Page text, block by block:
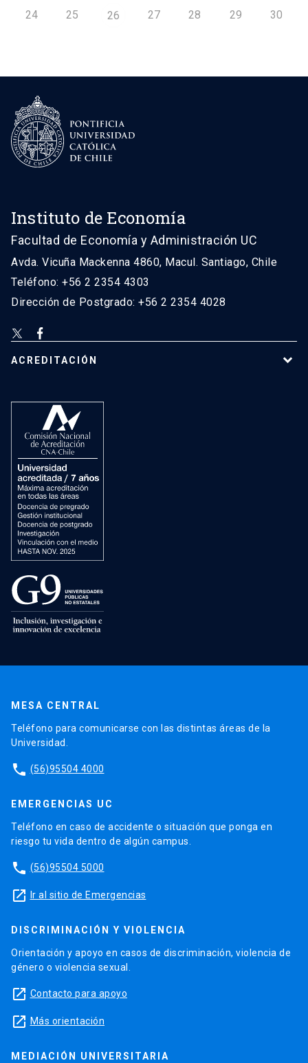
24 25 26 27 28 29 30
Instituto de Economía
Facultad de Economía y Administración UC
Avda. Vicuña Mackenna 4860, Macul. Santiago, Chile
Teléfono: +56 2 2354 4303
Dirección de Postgrado: +56 2 2354 4028
ACREDITACIÓN
MESA CENTRAL
Teléfono para comunicarse con las distintas áreas de la
Universidad.
phone (56)95504 4000
EMERGENCIAS UC
Teléfono en caso de accidente o situación que ponga en
riesgo tu vida dentro de algún campus.
phone (56)95504 5000
launch Ir al sitio de Emergencias
DISCRIMINACIÓN Y VIOLENCIA
Orientación y apoyo en casos de discriminación, violencia de
género o violencia sexual.
launch Contacto para apoyo
launch Más orientación
MEDIACIÓN UNIVERSITARIA